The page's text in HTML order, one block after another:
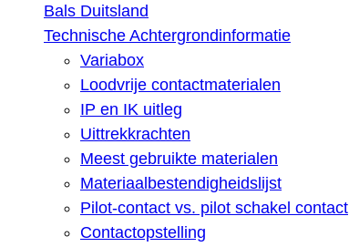
Bals Duitsland
Technische Achtergrondinformatie
Variabox
Loodvrije contactmaterialen
IP en IK uitleg
Uittrekkrachten
Meest gebruikte materialen
Materiaalbestendigheidslijst
Pilot-contact vs. pilot schakel contact
Contactopstelling